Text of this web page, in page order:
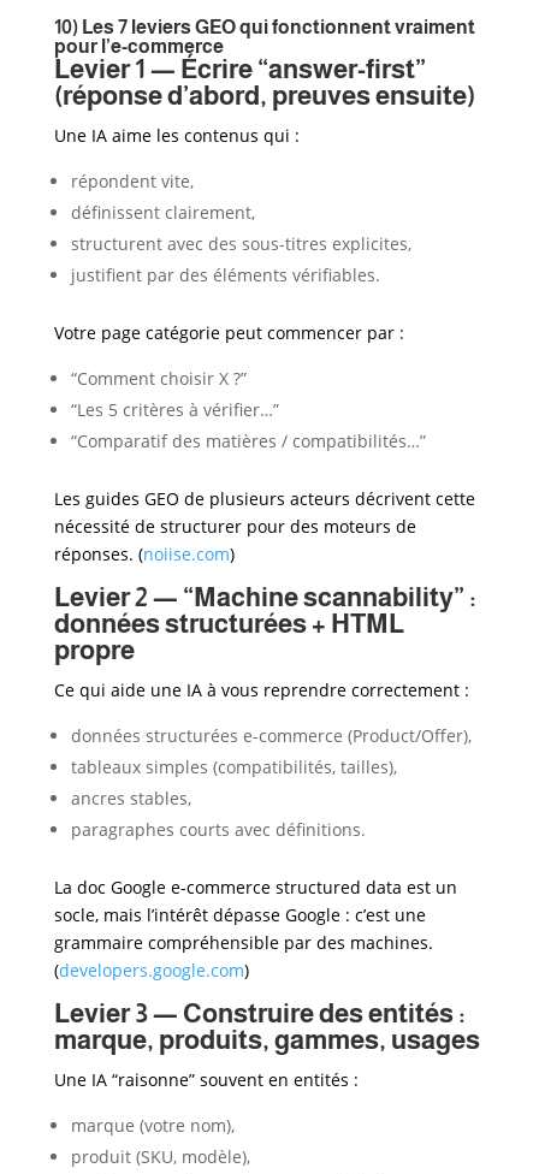
10) Les 7 leviers GEO qui fonctionnent vraiment
pour l’e-commerce
Levier 1 — Écrire “answer-first”
(réponse d’abord, preuves ensuite)
Une IA aime les contenus qui :
répondent vite,
définissent clairement,
structurent avec des sous-titres explicites,
justifient par des éléments vérifiables.
Votre page catégorie peut commencer par :
“Comment choisir X ?”
“Les 5 critères à vérifier…”
“Comparatif des matières / compatibilités…”
Les guides GEO de plusieurs acteurs décrivent cette
nécessité de structurer pour des moteurs de
réponses. (noiise.com)
Levier 2 — “Machine scannability” :
données structurées + HTML
propre
Ce qui aide une IA à vous reprendre correctement :
données structurées e-commerce (Product/Offer),
tableaux simples (compatibilités, tailles),
ancres stables,
paragraphes courts avec définitions.
La doc Google e-commerce structured data est un
socle, mais l’intérêt dépasse Google : c’est une
grammaire compréhensible par des machines.
(developers.google.com)
Levier 3 — Construire des entités :
marque, produits, gammes, usages
Une IA “raisonne” souvent en entités :
marque (votre nom),
produit (SKU, modèle),